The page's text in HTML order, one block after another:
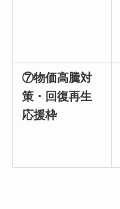
⑦物価高騰対
策・回復再生
応援枠